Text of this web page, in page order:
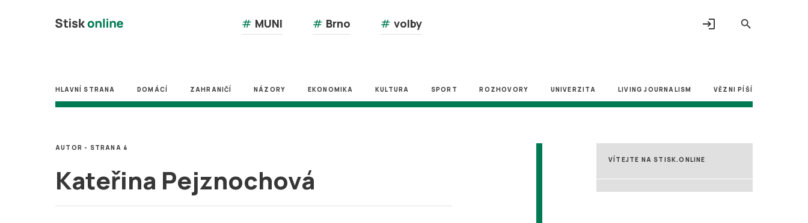
search
# MUNI # Brno # volby login
HLAVNÍ STRANA DOMÁCÍ ZAHRANIČÍ NÁZORY EKONOMIKA KULTURA SPORT ROZHOVORY UNIVERZITA LIVING JOURNALISM VĚZNI PÍŠÍ
Kateřina Pejznochová
AUTOR - STRANA 4
VÍTEJTE NA STISK.ONLINE